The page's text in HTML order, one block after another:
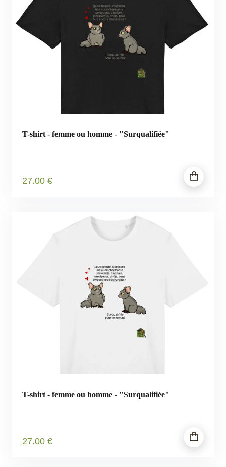
T-shirt - femme ou homme - "Surqualifiée"
27.00 €
T-shirt - femme ou homme - "Surqualifiée"
27.00 €